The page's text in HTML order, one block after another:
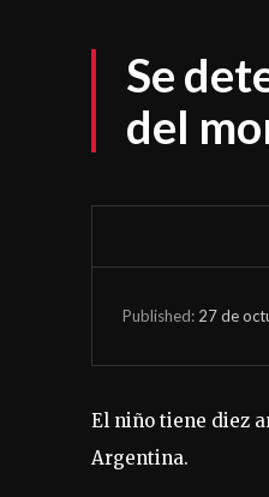
Se
del
Published: 27 de
El niño tiene diez
Argentina.